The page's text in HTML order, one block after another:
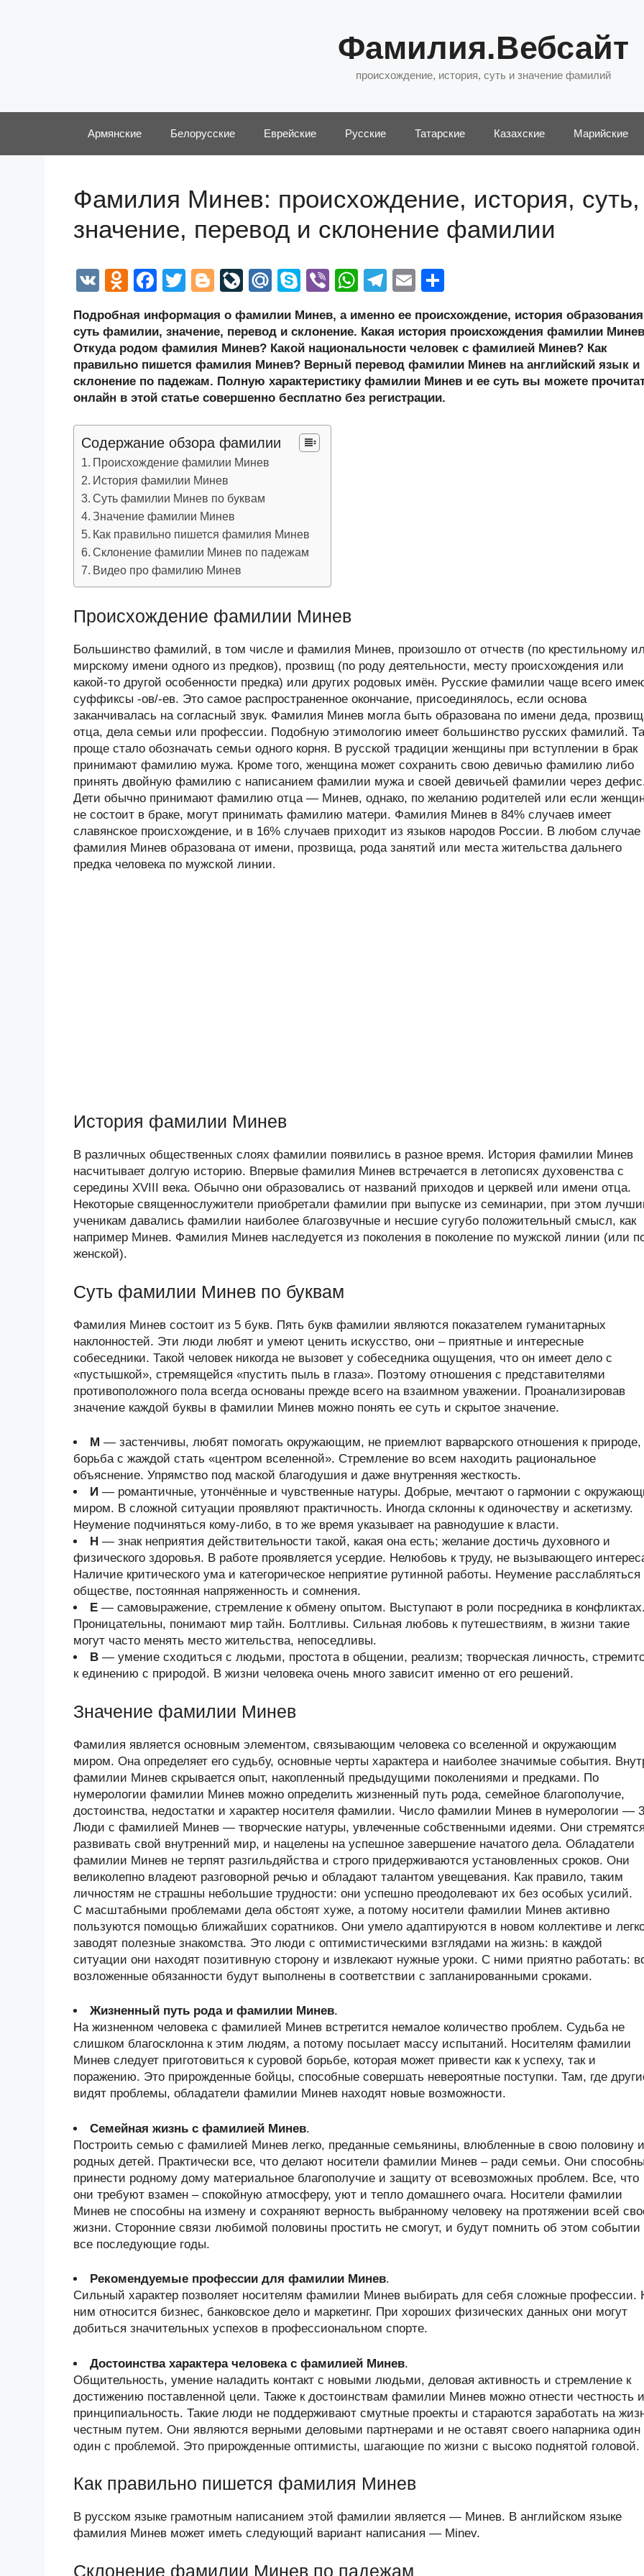
Фамилия.Вебсайт
происхождение, история, суть и значение фамилий
Армянские Белорусские Еврейские Русские Татарские Казахские Марийские
Фамилия Минев: происхождение, история, суть,
значение, перевод и склонение фамилии
V
O
n
o
kl
a
ss
ni
ki
F
c
e
b
o
o
k
T
tt
er
Bl
g
g
er
Li
e
J
o
ur
n
al
M
.R
u
S
p
e
Vi
er
W
at
s
A
p
T
e
gr
a
m
E
ail р
а
в
и
Подробная информация о фамилии Минев, а именно ее происхождение, история
суть фамилии, значение, перевод и склонение. Какая история происхождения фамилии
Откуда родом фамилия Минев? Какой национальности человек с фамилией Минев? Как
правильно пишется фамилия Минев? Верный перевод фамилии Минев на английский язык и
склонение по падежам. Полную характеристику фамилии Минев и ее суть вы можете
онлайн в этой статье совершенно бесплатно без регистрации.
Содержание обзора фамилии
Происхождение фамилии Минев
История фамилии Минев
Суть фамилии Минев по буквам
Значение фамилии Минев
Как правильно пишется фамилия Минев
Склонение фамилии Минев по падежам
Видео про фамилию Минев
Происхождение фамилии Минев
Большинство фамилий, в том числе и фамилия Минев, произошло от отчеств (по крестильному
мирскому имени одного из предков), прозвищ (по роду деятельности, месту происхождения или
какой-то другой особенности предка) или других родовых имён. Русские фамилии чаще всего
суффиксы -ов/-ев. Это самое распространенное окончание, присоединялось, если основа
заканчивалась на согласный звук. Фамилия Минев могла быть образована по имени деда,
отца, дела семьи или профессии. Подобную этимологию имеет большинство русских фамилий.
проще стало обозначать семьи одного корня. В русской традиции женщины при вступлении в брак
принимают фамилию мужа. Кроме того, женщина может сохранить свою девичью фамилию либо
принять двойную фамилию с написанием фамилии мужа и своей девичьей фамилии через
Дети обычно принимают фамилию отца — Минев, однако, по желанию родителей или если
не состоит в браке, могут принимать фамилию матери. Фамилия Минев в 84% случаев имеет
славянское происхождение, и в 16% случаев приходит из языков народов России. В любом случае
фамилия Минев образована от имени, прозвища, рода занятий или места жительства дальнего
предка человека по мужской линии.
История фамилии Минев
В различных общественных слоях фамилии появились в разное время. История фамилии Минев
насчитывает долгую историю. Впервые фамилия Минев встречается в летописях духовенства с
середины XVIII века. Обычно они образовались от названий приходов и церквей или имени отца.
Некоторые священнослужители приобретали фамилии при выпуске из семинарии, при этом
ученикам давались фамилии наиболее благозвучные и несшие сугубо положительный смысл, как
например Минев. Фамилия Минев наследуется из поколения в поколение по мужской линии (или
женской).
Суть фамилии Минев по буквам
Фамилия Минев состоит из 5 букв. Пять букв фамилии являются показателем гуманитарных
наклонностей. Эти люди любят и умеют ценить искусство, они – приятные и интересные
собеседники. Такой человек никогда не вызовет у собеседника ощущения, что он имеет дело с
«пустышкой», стремящейся «пустить пыль в глаза». Поэтому отношения с представителями
противоположного пола всегда основаны прежде всего на взаимном уважении. Проанализировав
значение каждой буквы в фамилии Минев можно понять ее суть и скрытое значение.
М — застенчивы, любят помогать окружающим, не приемлют варварского отношения к природе,
борьба с жаждой стать «центром вселенной». Стремление во всем находить рациональное
объяснение. Упрямство под маской благодушия и даже внутренняя жесткость.
И — романтичные, утончённые и чувственные натуры. Добрые, мечтают о гармонии с
миром. В сложной ситуации проявляют практичность. Иногда склонны к одиночеству и аскетизму.
Неумение подчиняться кому-либо, в то же время указывает на равнодушие к власти.
Н — знак неприятия действительности такой, какая она есть; желание достичь духовного и
физического здоровья. В работе проявляется усердие. Нелюбовь к труду, не вызывающего
Наличие критического ума и категорическое неприятие рутинной работы. Неумение расслабляться
обществе, постоянная напряженность и сомнения.
Е — самовыражение, стремление к обмену опытом. Выступают в роли посредника в конфликтах.
Проницательны, понимают мир тайн. Болтливы. Сильная любовь к путешествиям, в жизни такие
могут часто менять место жительства, непоседливы.
В — умение сходиться с людьми, простота в общении, реализм; творческая личность,
к единению с природой. В жизни человека очень много зависит именно от его решений.
Значение фамилии Минев
Фамилия является основным элементом, связывающим человека со вселенной и окружающим
миром. Она определяет его судьбу, основные черты характера и наиболее значимые события.
фамилии Минев скрывается опыт, накопленный предыдущими поколениями и предками. По
нумерологии фамилии Минев можно определить жизненный путь рода, семейное благополучие,
достоинства, недостатки и характер носителя фамилии. Число фамилии Минев в нумерологии —
Люди с фамилией Минев — творческие натуры, увлеченные собственными идеями. Они стремятся
развивать свой внутренний мир, и нацелены на успешное завершение начатого дела. Обладатели
фамилии Минев не терпят разгильдяйства и строго придерживаются установленных сроков. Они
великолепно владеют разговорной речью и обладают талантом увещевания. Как правило, таким
личностям не страшны небольшие трудности: они успешно преодолевают их без особых усилий.
С масштабными проблемами дела обстоят хуже, а потому носители фамилии Минев активно
пользуются помощью ближайших соратников. Они умело адаптируются в новом коллективе и
заводят полезные знакомства. Это люди с оптимистическими взглядами на жизнь: в каждой
ситуации они находят позитивную сторону и извлекают нужные уроки. С ними приятно работать:
возложенные обязанности будут выполнены в соответствии с запланированными сроками.
Жизненный путь рода и фамилии Минев.
На жизненном человека с фамилией Минев встретится немалое количество проблем. Судьба не
слишком благосклонна к этим людям, а потому посылает массу испытаний. Носителям фамилии
Минев следует приготовиться к суровой борьбе, которая может привести как к успеху, так и
поражению. Это прирожденные бойцы, способные совершать невероятные поступки. Там, где
видят проблемы, обладатели фамилии Минев находят новые возможности.
Семейная жизнь с фамилией Минев.
Построить семью с фамилией Минев легко, преданные семьянины, влюбленные в свою половину и
родных детей. Практически все, что делают носители фамилии Минев – ради семьи. Они способны
принести родному дому материальное благополучие и защиту от всевозможных проблем. Все, что
они требуют взамен – спокойную атмосферу, уют и тепло домашнего очага. Носители фамилии
Минев не способны на измену и сохраняют верность выбранному человеку на протяжении всей
жизни. Сторонние связи любимой половины простить не смогут, и будут помнить об этом событии
все последующие годы.
Рекомендуемые профессии для фамилии Минев.
Сильный характер позволяет носителям фамилии Минев выбирать для себя сложные профессии.
ним относится бизнес, банковское дело и маркетинг. При хороших физических данных они могут
добиться значительных успехов в профессиональном спорте.
Достоинства характера человека с фамилией Минев.
Общительность, умение наладить контакт с новыми людьми, деловая активность и стремление к
достижению поставленной цели. Также к достоинствам фамилии Минев можно отнести честность и
принципиальность. Такие люди не поддерживают смутные проекты и стараются заработать на
честным путем. Они являются верными деловыми партнерами и не оставят своего напарника один
один с проблемой. Это прирожденные оптимисты, шагающие по жизни с высоко поднятой головой.
Как правильно пишется фамилия Минев
В русском языке грамотным написанием этой фамилии является — Минев. В английском языке
фамилия Минев может иметь следующий вариант написания — Minev.
Склонение фамилии Минев по падежам